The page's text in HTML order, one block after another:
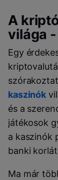
A
világa
Egy
kaszinók
és a
játékosok
a kaszinók
banki
Ma már